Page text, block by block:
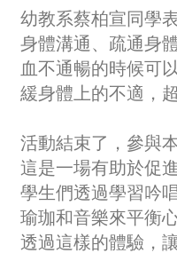
幼教系蔡柏宣同學
身體溝通、疏通身
血不通暢的時候可
緩身體上的不適，
活動結束了，參與
這是一場有助於促
學生們透過學習吟
瑜珈和音樂來平衡
透過這樣的體驗，